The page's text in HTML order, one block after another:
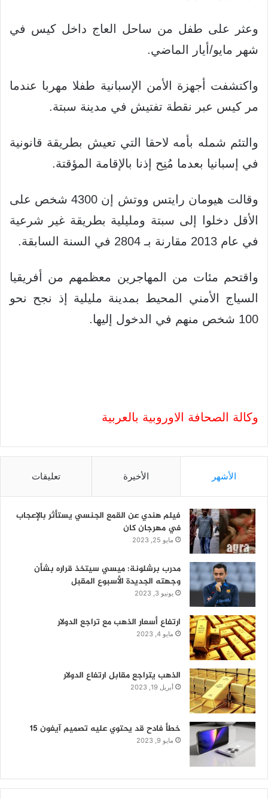
وعثر على طفل من ساحل العاج داخل كيس في
شهر مايو/أيار الماضي.
واكتشفت أجهزة الأمن الإسبانية طفلا مهربا عندما
مر كيس عبر نقطة تفتيش في مدينة سبتة.
والتئم شمله بأمه لاحقا التي تعيش بطريقة قانونية
في إسبانيا بعدما مُنِح إذنا بالإقامة المؤقتة.
وقالت هيومان رايتس ووتش إن 4300 شخص على
الأقل دخلوا إلى سبتة ومليلية بطريقة غير شرعية
في عام 2013 مقارنة بـ 2804 في السنة السابقة.
واقتحم مئات من المهاجرين معظمهم من أفريقيا
السياج الأمني المحيط بمدينة مليلية إذ نجح نحو
100 شخص منهم في الدخول إليها.
وكالة الصحافة الاوروبية بالعربية
الأشهر الأخيرة تعليقات
فيلم هندي عن القمع الجنسي يستأثر بالإعجاب
في مهرجان كان
مايو 25, 2023
مدرب برشلونة: ميسي سيتخذ قراره بشأن
وجهته الجديدة الأسبوع المقبل
يونيو 3, 2023
ارتفاع أسعار الذهب مع تراجع الدولار
مايو 4, 2023
الذهب يتراجع مقابل ارتفاع الدولار
أبريل 19, 2023
خطأ فادح قد يحتوي عليه تصميم آيفون 15
مايو 9, 2023